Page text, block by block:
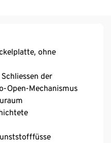
ohne
der
Open-Mechanismus